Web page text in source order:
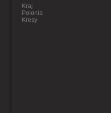
Kraj
Polonia
Kresy